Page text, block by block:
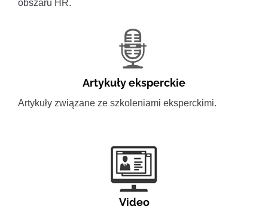
obszaru HR.
Artykuły eksperckie
Artykuły związane ze szkoleniami eksperckimi.
Video